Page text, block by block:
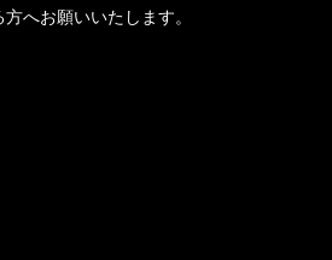
へお願いいたします。